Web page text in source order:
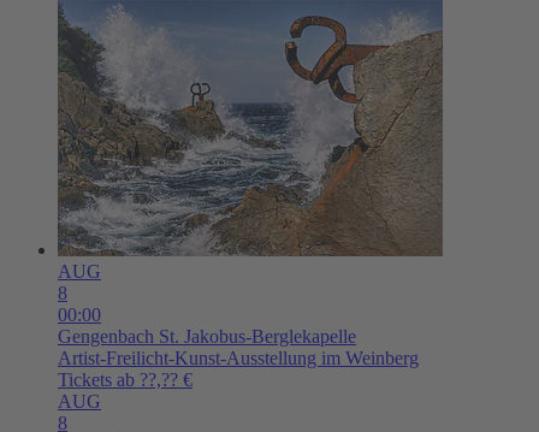
AUG
8
00:00
Gengenbach St. Jakobus-Berglekapelle
Artist-Freilicht-Kunst-Ausstellung im Weinberg
Tickets ab ??,?? €
AUG
8